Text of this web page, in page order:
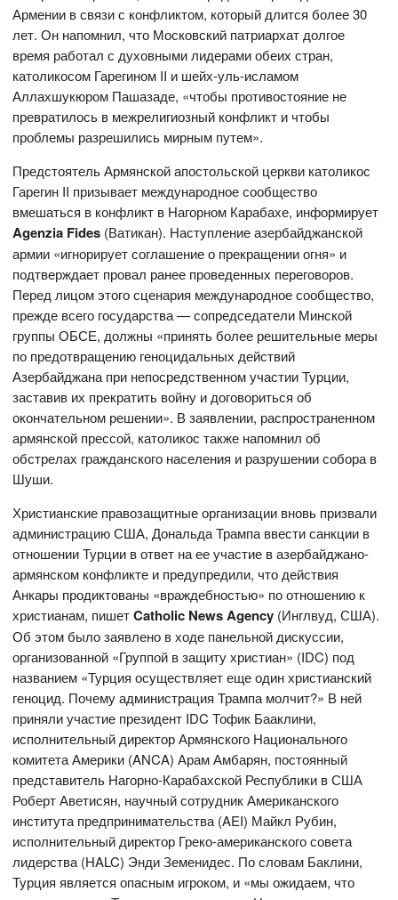
Армении в связи с конфликтом, который длится более 30
лет. Он напомнил, что Московский патриархат долгое
время работал с духовными лидерами обеих стран,
католикосом Гарегином II и шейх-уль-исламом
Аллахшукюром Пашазаде, «чтобы противостояние не
превратилось в межрелигиозный конфликт и чтобы
проблемы разрешились мирным путем».
Предстоятель Армянской апостольской церкви католикос
Гарегин II призывает международное сообщество
вмешаться в конфликт в Нагорном Карабахе, информирует
Agenzia Fides (Ватикан). Наступление азербайджанской
армии «игнорирует соглашение о прекращении огня» и
подтверждает провал ранее проведенных переговоров.
Перед лицом этого сценария международное сообщество,
прежде всего государства — сопредседатели Минской
группы ОБСЕ, должны «принять более решительные меры
по предотвращению геноцидальных действий
Азербайджана при непосредственном участии Турции,
заставив их прекратить войну и договориться об
окончательном решении». В заявлении, распространенном
армянской прессой, католикос также напомнил об
обстрелах гражданского населения и разрушении собора в
Шуши.
Христианские правозащитные организации вновь призвали
администрацию США, Дональда Трампа ввести санкции в
отношении Турции в ответ на ее участие в азербайджано-
армянском конфликте и предупредили, что действия
Анкары продиктованы «враждебностью» по отношению к
христианам, пишетCatholic NewsAgency (Инглвуд, США).
Об этом было заявлено в ходе панельной дискуссии,
организованной «Группой в защиту христиан» (IDC) под
названием «Турция осуществляет еще один христианский
геноцид. Почему администрация Трампа молчит?» В ней
приняли участие президент IDC Тофик Бааклини,
исполнительный директор Армянского Национального
комитета Америки (ANCA) Арам Амбарян, постоянный
представитель Нагорно-Карабахской Республики в США
Роберт Аветисян, научный сотрудник Американского
института предпринимательства (AEI) Майкл Рубин,
исполнительный директор Греко-американского совета
лидерства (HALC) Энди Земенидес. По словам Баклини,
Турция является опасным игроком, и «мы ожидаем, что